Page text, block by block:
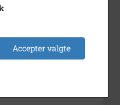
Nykirke Sogn (1918-
Accepter valgte